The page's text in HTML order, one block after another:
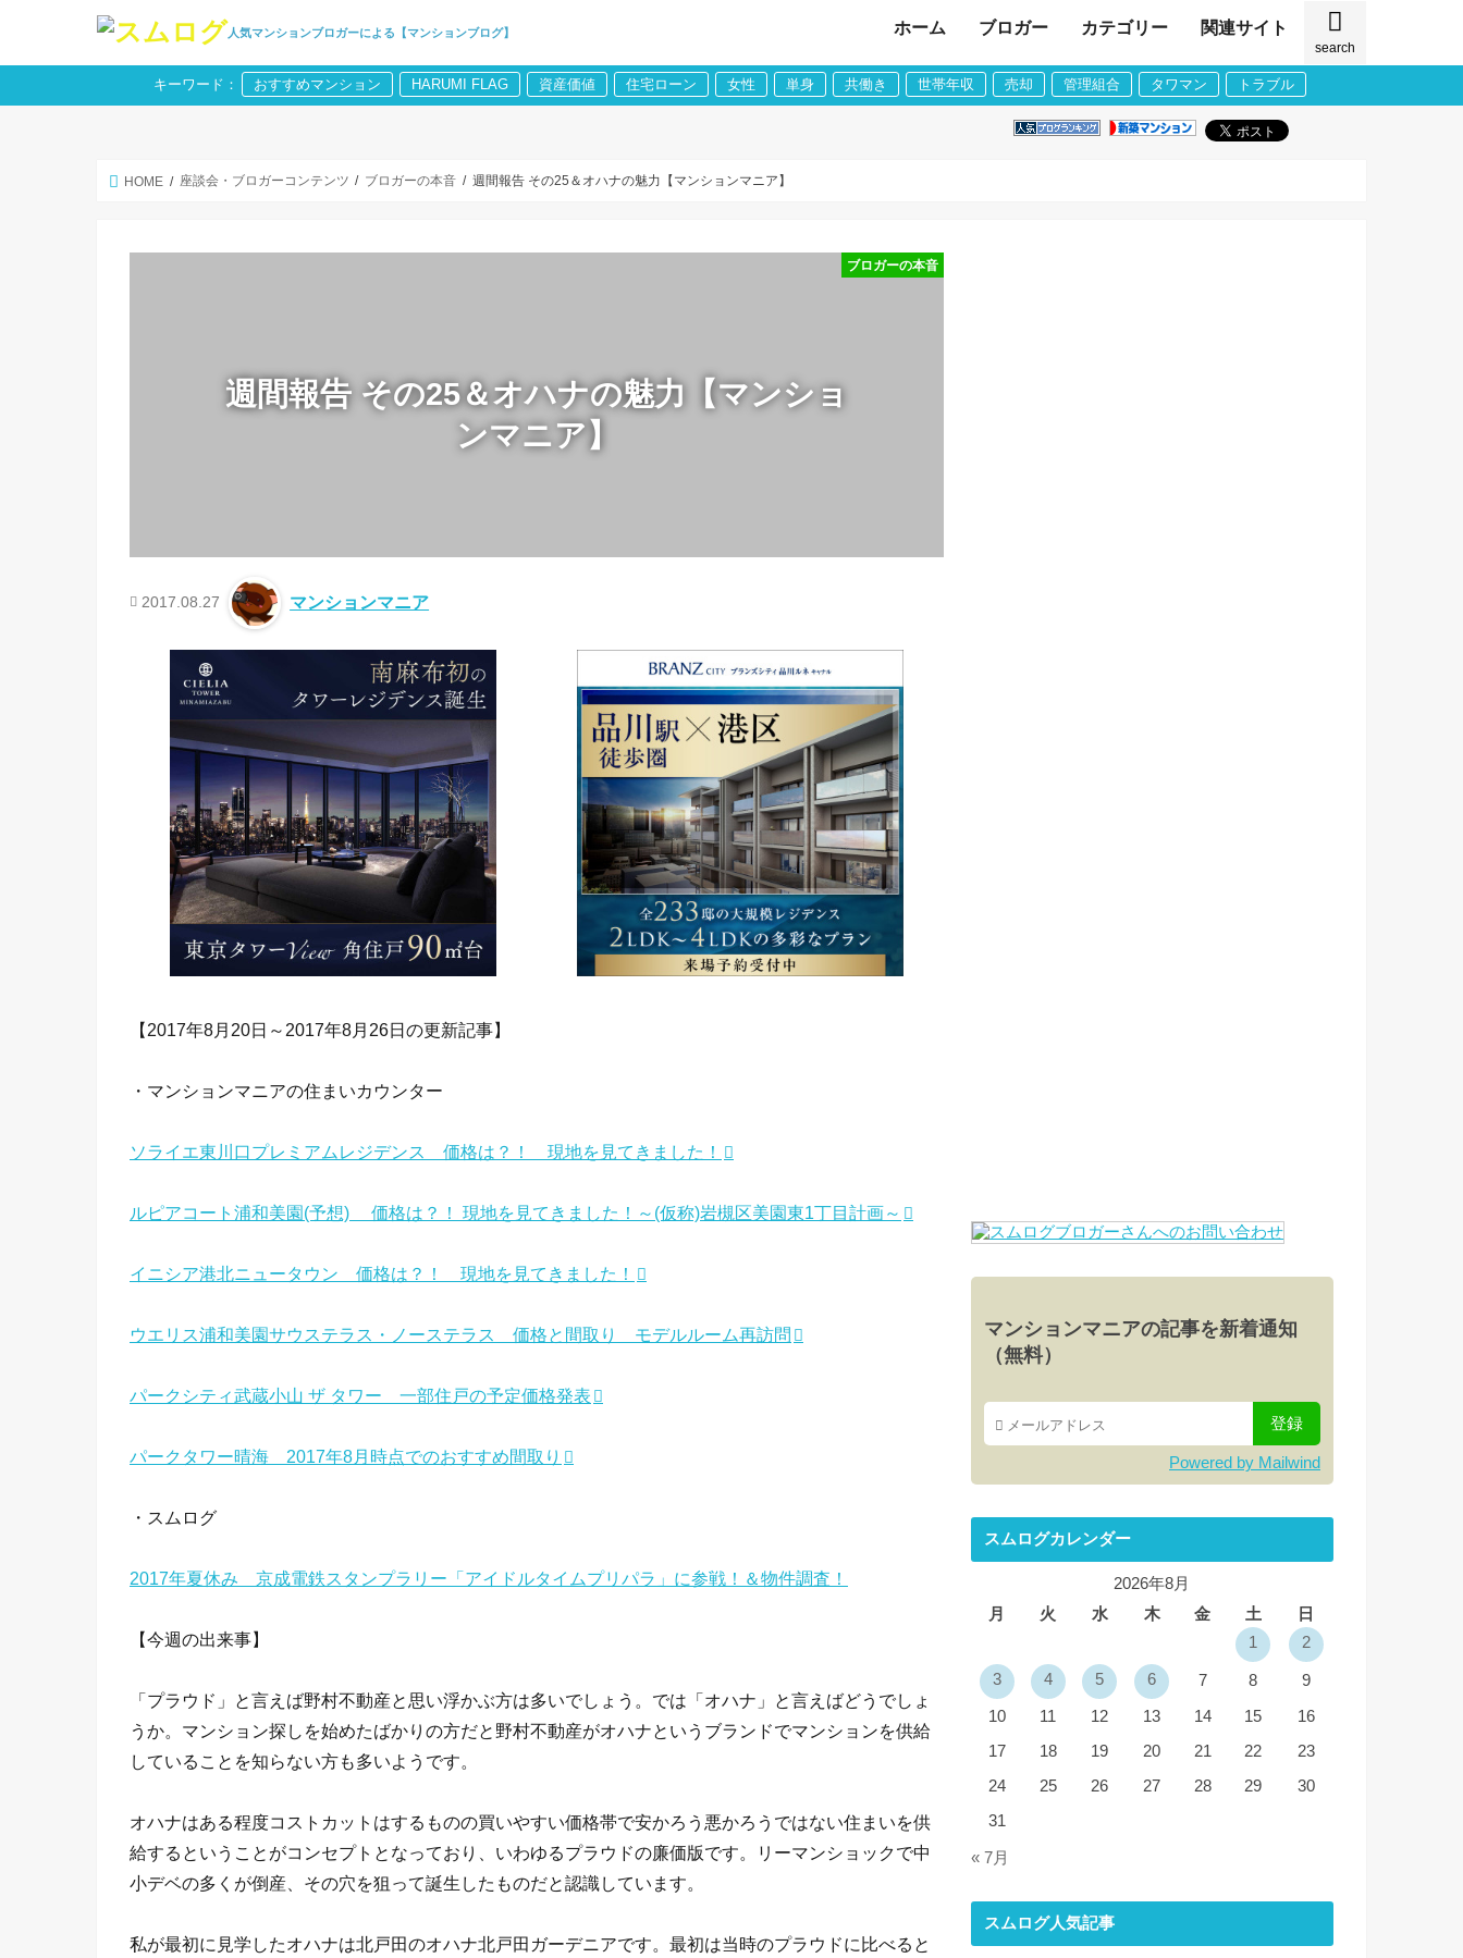
人気マンションブロガーによる【マンションブログ】
search
ホーム ブロガー カテゴリー 関連サイト
キーワード： おすすめマンション HARUMI FLAG 資産価値 住宅ローン 女性 単身 共働き 世帯年収 売却 管理組合 タワマン トラブル
HOME 座談会・ブロガーコンテンツ ブロガーの本音 週間報告 その25＆オハナの魅力【マンションマニア】
週間報告 その25＆オハナの魅力【マンショ
ンマニア】
ブロガーの本音
2017.08.27 マンションマニア
【2017年8月20日～2017年8月26日の更新記事】
・マンションマニアの住まいカウンター
ソライエ東川口プレミアムレジデンス 価格は？！ 現地を見てきました！
ルピアコート浦和美園(予想) 価格は？！ 現地を見てきました！～(仮称)岩槻区美園東1丁目計画～
イニシア港北ニュータウン 価格は？！ 現地を見てきました！
ウエリス浦和美園サウステラス・ノーステラス 価格と間取り モデルルーム再訪問
パークシティ武蔵小山 ザ タワー 一部住戸の予定価格発表
パークタワー晴海 2017年8月時点でのおすすめ間取り
・スムログ
2017年夏休み 京成電鉄スタンプラリー「アイドルタイムプリパラ」に参戦！＆物件調査！
【今週の出来事】
「プラウド」と言えば野村不動産と思い浮かぶ方は多いでしょう。では「オハナ」と言えばどうでしょ
うか。マンション探しを始めたばかりの方だと野村不動産がオハナというブランドでマンションを供給
していることを知らない方も多いようです。
オハナはある程度コストカットはするものの買いやすい価格帯で安かろう悪かろうではない住まいを供
給するということがコンセプトとなっており、いわゆるプラウドの廉価版です。リーマンショックで中
小デベの多くが倒産、その穴を狙って誕生したものだと認識しています。
私が最初に見学したオハナは北戸田のオハナ北戸田ガーデニアです。最初は当時のプラウドに比べると
マンションマニアの記事を新着通知
（無料）
Powered by Mailwind
スムログカレンダー
2026年8月
月
火 水 木 金 土
日
1
2
3 4 5 6 7 8 9
10 11 12 13 14 15
16
17
18 19 20 21 22
23
24
25 26 27 28 29
30
31
« 7月
スムログ人気記事